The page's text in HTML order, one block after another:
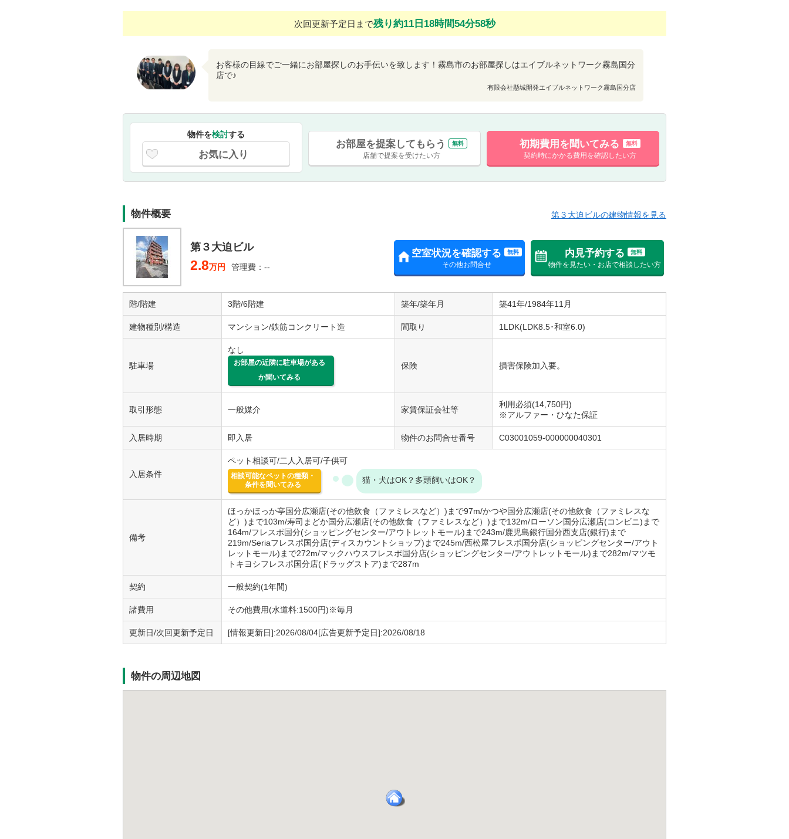
次回更新予定日まで残り約11日18時間54分57秒
お客様の目線でご一緒にお部屋探しのお手伝いを致します！霧島市のお部屋探しはエイブルネットワーク霧島国分
店で♪
有限会社懸城開発エイブルネットワーク霧島国分店
物件を検討する
お気に入り
お部屋を提案してもらう 無料
店舗で提案を受けたい方
初期費用を聞いてみる 無料
契約時にかかる費用を確認したい方
物件概要
第３大迫ビル
2.8万円 管理費：--
空室状況を確認する 無料
その他お問合せ
内見予約する 無料
物件を見たい・お店で相談したい方
第３大迫ビルの建物情報を見る
階/階建 3階/6階建 築年/築年月 築41年/1984年11月
建物種別/構造 マンション/鉄筋コンクリート造 間取り 1LDK(LDK8.5･和室6.0)
駐車場
なし
お部屋の近隣に駐車場がある
か聞いてみる
保険 損害保険加入要。
取引形態 一般媒介 家賃保証会社等
利用必須(14,750円)
※アルファー・ひなた保証
入居時期 即入居 物件のお問合せ番号 C03001059-000000040301
入居条件
ペット相談可/二人入居可/子供可
相談可能なペットの種類・
条件を聞いてみる
猫・犬はOK？多頭飼いはOK？
備考
ほっかほっか亭国分広瀬店(その他飲食（ファミレスなど）)まで97m/かつや国分広瀬店(その他飲食（ファミレスな
ど）)まで103m/寿司まどか国分広瀬店(その他飲食（ファミレスなど）)まで132m/ローソン国分広瀬店(コンビニ)まで
164m/フレスポ国分(ショッピングセンター/アウトレットモール)まで243m/鹿児島銀行国分西支店(銀行)まで
219m/Seriaフレスポ国分店(ディスカウントショップ)まで245m/西松屋フレスポ国分店(ショッピングセンター/アウト
レットモール)まで272m/マックハウスフレスポ国分店(ショッピングセンター/アウトレットモール)まで282m/マツモ
トキヨシフレスポ国分店(ドラッグストア)まで287m
契約 一般契約(1年間)
諸費用 その他費用(水道料:1500円)※毎月
更新日/次回更新予定日 [情報更新日]:2026/08/04[広告更新予定日]:2026/08/18
物件の周辺地図